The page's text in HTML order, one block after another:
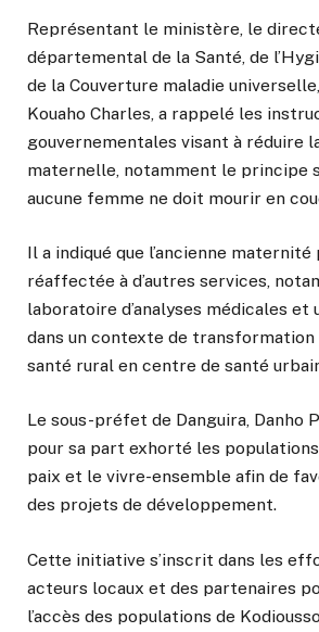
Représentant le ministère, le
départemental de la Santé, de
de la Couverture maladie universelle,
Kouaho Charles, a rappelé les
gouvernementales visant à réduire
maternelle, notamment le principe
aucune femme ne doit mourir en
Il a indiqué que l’ancienne
réaffectée à d’autres services,
laboratoire d’analyses médicales et
dans un contexte de
santé rural en centre de santé
Le sous-préfet de Danguira, Danho
pour sa part exhorté les
paix et le vivre-ensemble afin de
des projets de développement.
Cette initiative s’inscrit dans les
acteurs locaux et des partenaires
l’accès des populations de